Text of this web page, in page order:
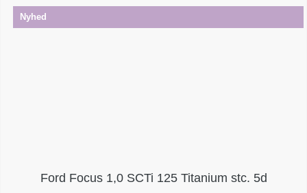
Nyhed
Ford Focus 1,0 SCTi 125 Titanium stc. 5d